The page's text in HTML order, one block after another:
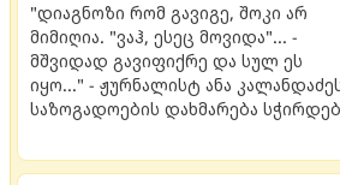
"დიაგნოზი რომ გავიგე, შოკი არ
მიმიღია. "ვაჰ, ესეც მოვიდა"... -
მშვიდად გავიფიქრე და სულ ეს
იყო..." - ჟურნალისტ ანა
საზოგადოების დახმარება